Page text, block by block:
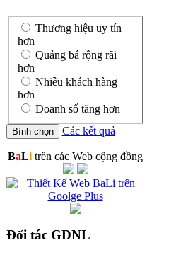
Thương hiệu uy tín
hơn
Quảng bá rộng rãi
hơn
Nhiều khách hàng
hơn
Doanh số tăng hơn
Các kết quả
BaLi trên các Web cộng đồng
Đối tác GDNL